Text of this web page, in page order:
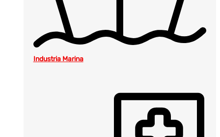
Industria Marina